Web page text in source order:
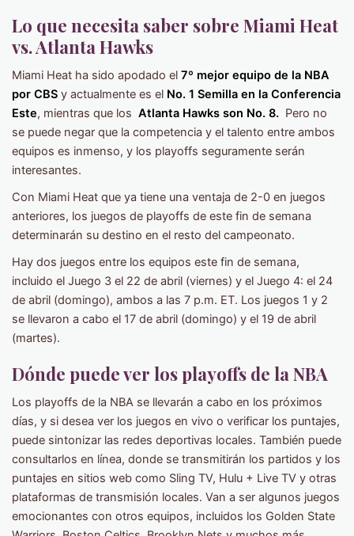
Lo que necesita saber sobre Miami Heat
vs. Atlanta Hawks
Miami Heat ha sido apodado el 7º mejor equipo de la NBA
por CBS y actualmente es el No. 1 Semilla en la Conferencia
Este, mientras que los Atlanta Hawks son No. 8. Pero no
se puede negar que la competencia y el talento entre ambos
equipos es inmenso, y los playoffs seguramente serán
interesantes.
Con Miami Heat que ya tiene una ventaja de 2-0 en juegos
anteriores, los juegos de playoffs de este fin de semana
determinarán su destino en el resto del campeonato.
Hay dos juegos entre los equipos este fin de semana,
incluido el Juego 3 el 22 de abril (viernes) y el Juego 4: el 24
de abril (domingo), ambos a las 7 p.m. ET. Los juegos 1 y 2
se llevaron a cabo el 17 de abril (domingo) y el 19 de abril
(martes).
Dónde puede ver los playoffs de la NBA
Los playoffs de la NBA se llevarán a cabo en los próximos
días, y si desea ver los juegos en vivo o verificar los puntajes,
puede sintonizar las redes deportivas locales. También puede
consultarlos en línea, donde se transmitirán los partidos y los
puntajes en sitios web como Sling TV, Hulu + Live TV y otras
plataformas de transmisión locales. Van a ser algunos juegos
emocionantes con otros equipos, incluidos los Golden State